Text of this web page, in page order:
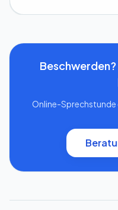
Online-Sprechstunde